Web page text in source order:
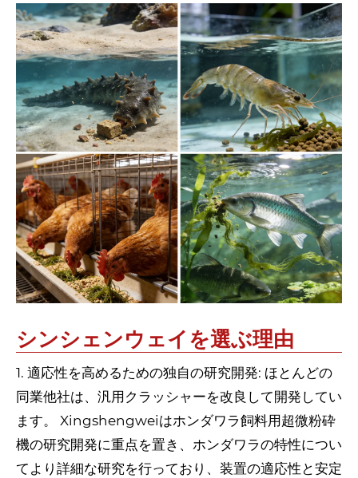
シンシェンウェイを選ぶ理由
1. 適応性を高めるための独自の研究開発: ほとんどの
同業他社は、汎用クラッシャーを改良して開発してい
ます。 Xingshengweiはホンダワラ飼料用超微粉砕
機の研究開発に重点を置き、ホンダワラの特性につい
てより詳細な研究を行っており、装置の適応性と安定